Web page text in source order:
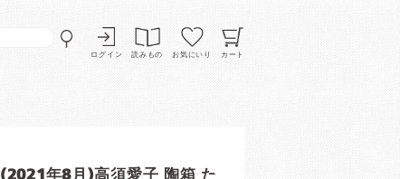
ログイン 読みもの お気にいり カート
(2021年8月)高須愛子 陶箱 た